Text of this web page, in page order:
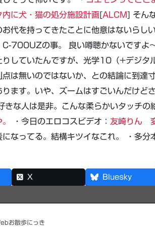
内に犬・猫の処分施設計画 [ALCM] そん
代を持ってきたことに他意はないらし
C-700UZの事。 良い噂聴かないですよ
りしていたんですが、光学10（+デジ
は無いのではないか、との結論に到達
ります。いや、ズームはすごいんだけど
きな人は是非。こんな柔らかいタッチの
・今日のエロコスビデオ： 友崎りん
になってる。結構キツイなこれ。 ・多
X Bluesky
お散歩にっき